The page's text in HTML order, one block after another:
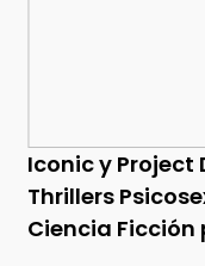
Iconic y Project
Thrillers
Ciencia Ficción